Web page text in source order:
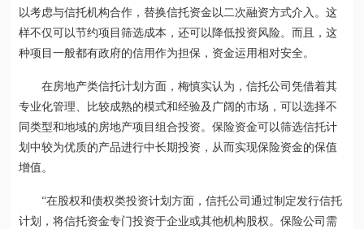
以考虑与信托机构合作，替换信托资金以二次融资方式介入。这
样不仅可以节约项目筛选成本，还可以降低投资风险。而且，这
种项目一般都有政府的信用作为担保，资金运用相对安全。
在房地产类信托计划方面，梅慎实认为，信托公司凭借着其
专业化管理、比较成熟的模式和经验及广阔的市场，可以选择不
同类型和地域的房地产项目组合投资。保险资金可以筛选信托计
划中较为优质的产品进行中长期投资，从而实现保险资金的保值
增值。
“在股权和债权类投资计划方面，信托公司通过制定发行信托
计划，将信托资金专门投资于企业或其他机构股权。保险公司需